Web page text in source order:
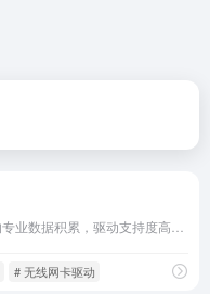
# 无线网卡驱动